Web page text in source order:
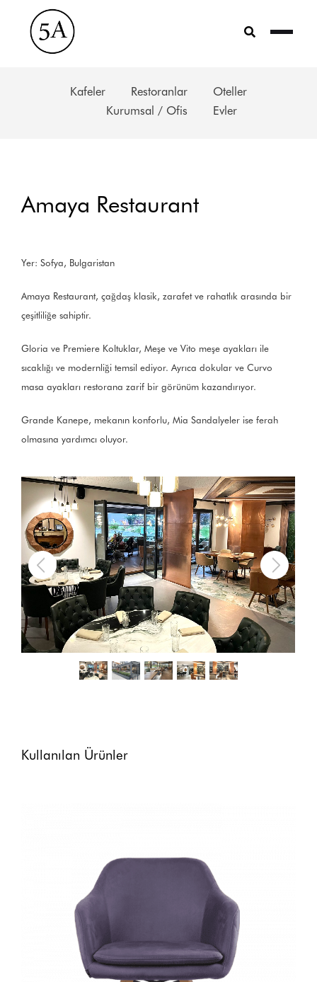
content
Kafeler Restoranlar
Oteller
Kurumsal / Ofis
Evler
Amaya Restaurant
Yer: Sofya, Bulgaristan
Amaya Restaurant, çağdaş klasik, zarafet ve rahatlık arasında bir
çeşitliliğe sahiptir.
Gloria ve Premiere Koltuklar, Meşe ve Vito meşe ayakları ile
sıcaklığı ve modernliği temsil ediyor. Ayrıca dokular ve Curvo
masa ayakları restorana zarif bir görünüm kazandırıyor.
Grande Kanepe, mekanın konforlu, Mia Sandalyeler ise ferah
olmasına yardımcı oluyor.
Kullanılan Ürünler